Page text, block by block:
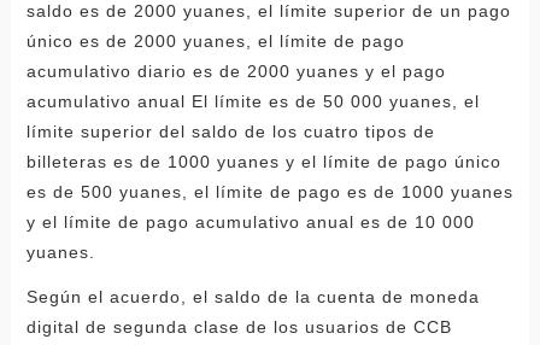
saldo es de 2000 yuanes, el límite superior de un pago
único es de 2000 yuanes, el límite de pago
acumulativo diario es de 2000 yuanes y el pago
acumulativo anual El límite es de 50 000 yuanes, el
límite superior del saldo de los cuatro tipos de
billeteras es de 1000 yuanes y el límite de pago único
es de 500 yuanes, el límite de pago es de 1000 yuanes
y el límite de pago acumulativo anual es de 10 000
yuanes.
Según el acuerdo, el saldo de la cuenta de moneda
digital de segunda clase de los usuarios de CCB